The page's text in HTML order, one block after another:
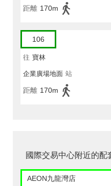
距離 170m
106
往 寶林
企業廣場地面 站
距離 170m
國際交易中心附近的配
AEON九龍灣店